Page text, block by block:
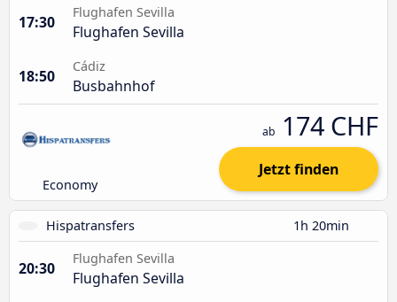
17:30
Flughafen Sevilla
Flughafen Sevilla
18:50
Cádiz
Busbahnhof
Economy
ab 174 CHF
Jetzt finden
Hispatransfers 1h 20min
20:30
Flughafen Sevilla
Flughafen Sevilla